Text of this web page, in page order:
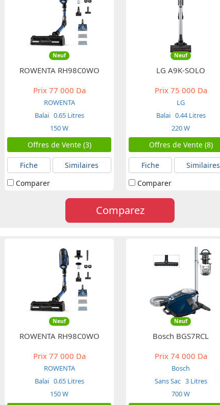
Neuf
ROWENTA RH98C0WO
Prix77 000 Da
ROWENTA
Balai 0.65 Litres
150 W
Offres de Vente (3)
Fiche
Similaires
Comparer
Neuf
LG A9K-SOLO
Prix75 000 Da
LG
Balai 0.44 Litres
220 W
Offres de Vente (8)
Fiche
Similaires
Comparer
Comparez
Neuf
ROWENTA RH98C0WO
Prix77 000 Da
ROWENTA
Balai 0.65 Litres
150 W
Neuf
Bosch BGS7RCL
Prix74 000 Da
Bosch
Sans Sac 3 Litres
700 W